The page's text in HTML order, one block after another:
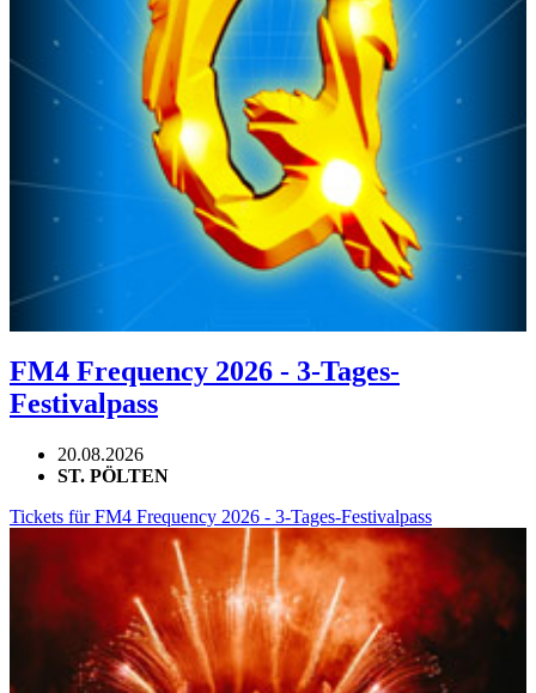
FM4 Frequency 2026 - 3-Tages-
Festivalpass
20.08.2026
ST. PÖLTEN
Tickets für FM4 Frequency 2026 - 3-Tages-Festivalpass